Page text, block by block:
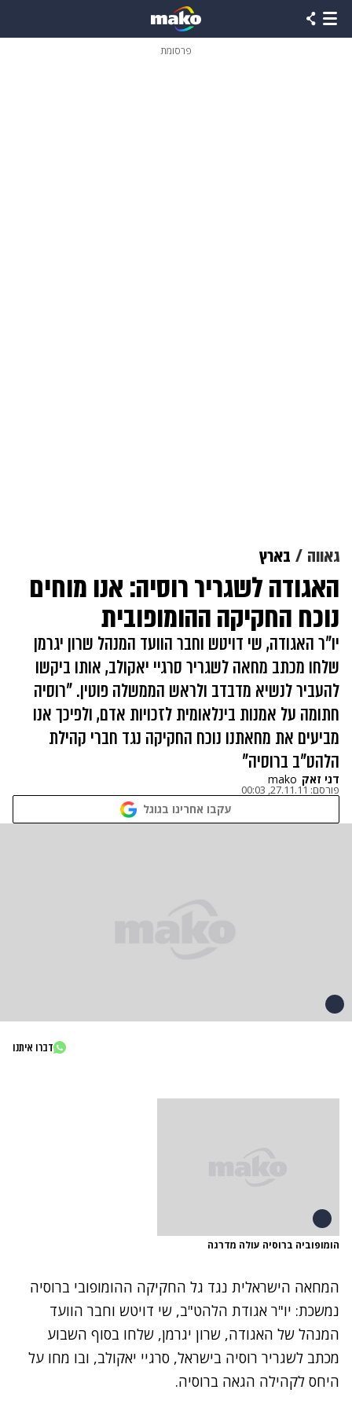
פרסומת
גאווה בארץ
האגודה לשגריר רוסיה: אנו מוחים
נוכח החקיקה ההומופובית
יו"ר האגודה, שי דויטש וחבר הוועד המנהל שרון יגרמן
שלחו מכתב מחאה לשגריר סרגיי יאקולב, אותו ביקשו
להעביר לנשיא מדבדב ולראש הממשלה פוטין. "רוסיה
חתומה על אמנות בינלאומית לזכויות אדם, ולפיכך אנו
מביעים את מחאתנו נוכח החקיקה נגד חברי קהילת
הלהט"ב ברוסיה"
דני זאק mako
פורסם: 27.11.11, 00:03
עקבו אחרינו בגוגל
דברו איתנו
הומופוביה ברוסיה עולה מדרגה
המחאה הישראלית נגד גל החקיקה ההומופובי ברוסיה
נמשכת: יו"ר אגודת הלהט"ב, שי דויטש וחבר הוועד
המנהל של האגודה, שרון יגרמן, שלחו בסוף השבוע
מכתב לשגריר רוסיה בישראל, סרגיי יאקולב, ובו מחו על
היחס לקהילה הגאה ברוסיה.